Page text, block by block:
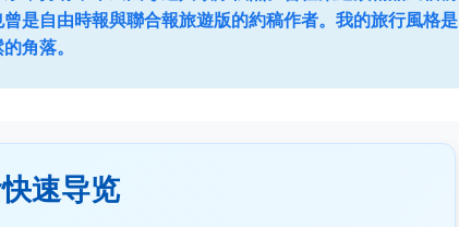
是自由時報與聯合報旅遊版的約稿作者。我的旅行風格是
角落。
速导览